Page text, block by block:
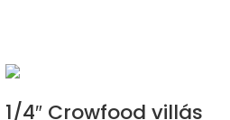
1/4″ Crowfood villás